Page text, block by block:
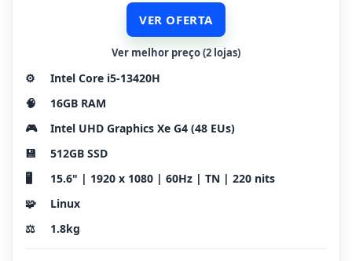
VER OFERTA
Ver melhor preço (2 lojas)
⚙️
Intel Core i5-13420H
🧠
16GB RAM
🎮
Intel UHD Graphics Xe G4 (48 EUs)
💾
512GB SSD
🖥️
15.6" | 1920 x 1080 | 60Hz | TN | 220 nits
🧩
Linux
⚖️
1.8kg